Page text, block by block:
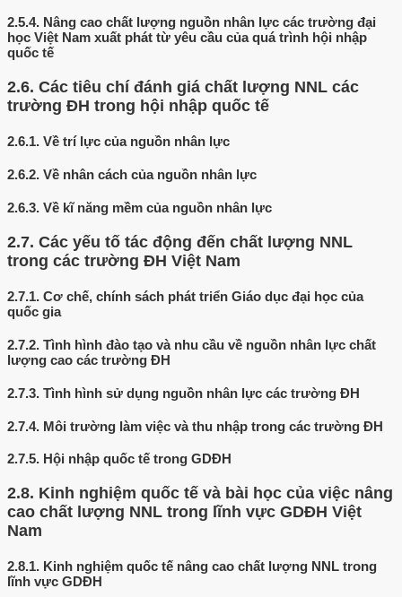
2.5.4. Nâng cao chất lượng nguồn nhân lực các trường đại
học Việt Nam xuất phát từ yêu cầu của quá trình hội nhập
quốc tế
2.6. Các tiêu chí đánh giá chất lượng NNL các
trường ĐH trong hội nhập quốc tế
2.6.1. Về trí lực của nguồn nhân lực
2.6.2. Về nhân cách của nguồn nhân lực
2.6.3. Về kĩ năng mềm của nguồn nhân lực
2.7. Các yếu tố tác động đến chất lượng NNL
trong các trường ĐH Việt Nam
2.7.1. Cơ chế, chính sách phát triển Giáo dục đại học của
quốc gia
2.7.2. Tình hình đào tạo và nhu cầu về nguồn nhân lực chất
lượng cao các trường ĐH
2.7.3. Tình hình sử dụng nguồn nhân lực các trường ĐH
2.7.4. Môi trường làm việc và thu nhập trong các trường ĐH
2.7.5. Hội nhập quốc tế trong GDĐH
2.8. Kinh nghiệm quốc tế và bài học của việc nâng
cao chất lượng NNL trong lĩnh vực GDĐH Việt
Nam
2.8.1. Kinh nghiệm quốc tế nâng cao chất lượng NNL trong
lĩnh vực GDĐH